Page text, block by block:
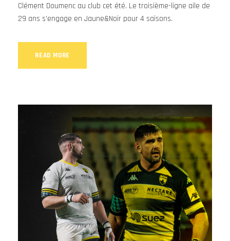
Clément Doumenc au club cet été. Le troisième-ligne aile de
29 ans s'engage en Jaune&Noir pour 4 saisons.
READ MORE